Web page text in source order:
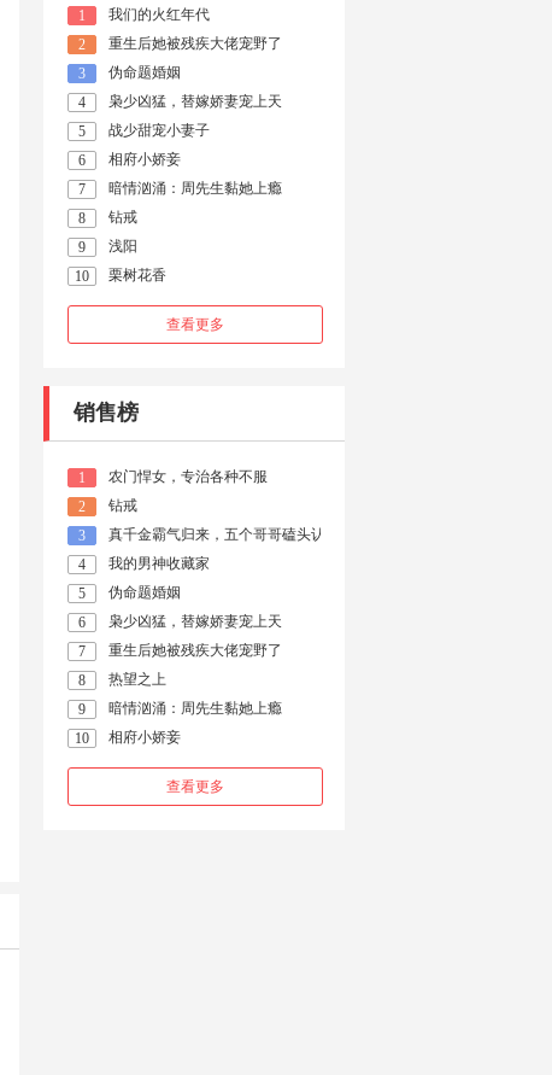
1
我们的火红年代
2
重生后她被残疾大佬宠野了
3
伪命题婚姻
4
枭少凶猛，替嫁娇妻宠上天
5
战少甜宠小妻子
6
相府小娇妾
7
暗情汹涌：周先生黏她上瘾
8
钻戒
9
浅阳
10
栗树花香
查看更多
销售榜
1
农门悍女，专治各种不服
2
钻戒
3
真千金霸气归来，五个哥哥磕头认错
4
我的男神收藏家
5
伪命题婚姻
6
枭少凶猛，替嫁娇妻宠上天
7
重生后她被残疾大佬宠野了
8
热望之上
9
暗情汹涌：周先生黏她上瘾
10
相府小娇妾
查看更多